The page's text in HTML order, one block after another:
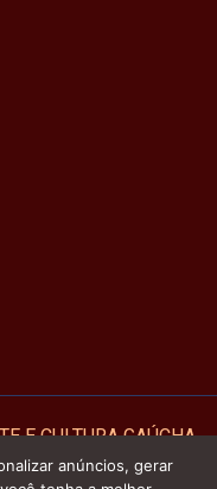
E CULTURA GAÚCHA.
Canção Gaúcha de
anúncios, gerar